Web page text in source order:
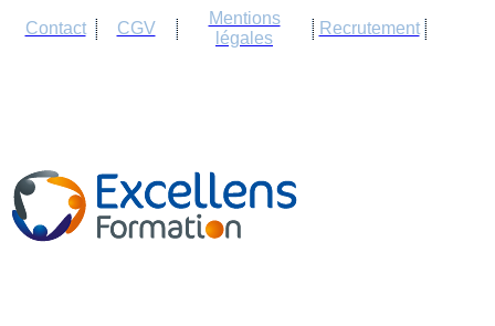
Contact CGV
Mentions
légales
Recrutement